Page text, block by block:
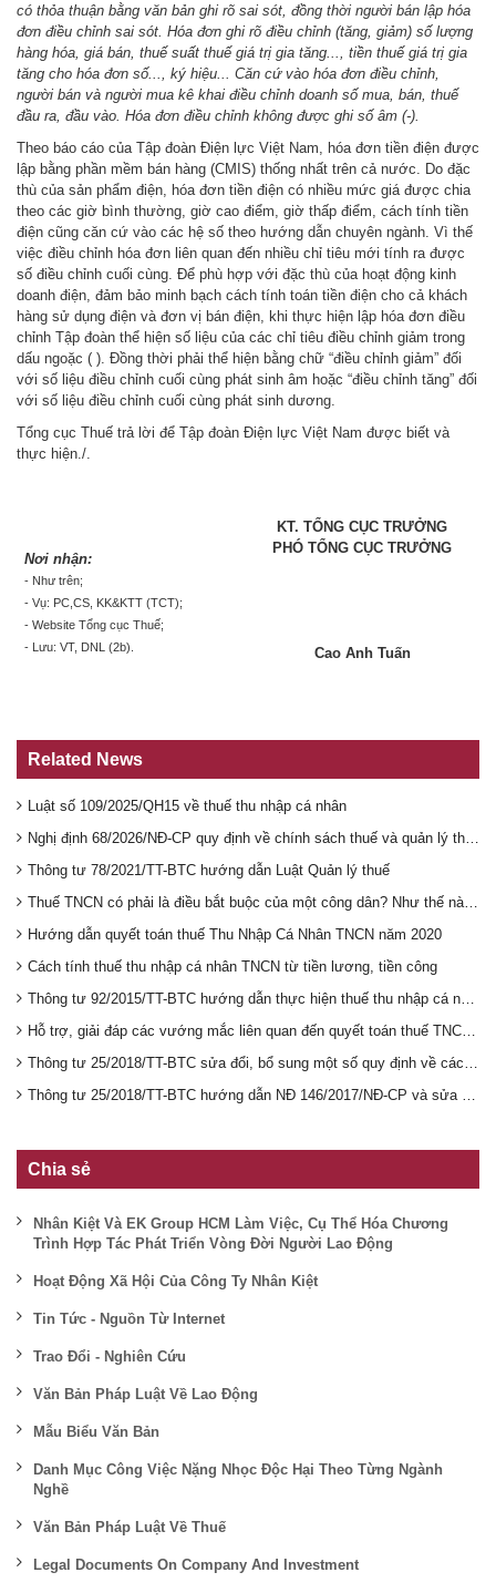
có thỏa thuận bằng văn bản ghi rõ sai sót, đồng thời người bán lập hóa
đơn điều chỉnh sai sót. Hóa đơn ghi rõ điều chỉnh (tăng, giảm) số lượng
hàng hóa, giá bán, thuế suất thuế giá trị gia tăng..., tiền thuế giá trị gia
tăng cho hóa đơn số..., ký hiệu... Căn cứ vào hóa đơn điều chỉnh,
người bán và người mua kê khai điều chỉnh doanh số mua, bán, thuế
đầu ra, đầu vào. Hóa đơn điều chỉnh không được ghi số âm (-).
Theo báo cáo của Tập đoàn Điện lực Việt Nam, hóađơn tiền điện được
lập bằng phần mềm bán hàng (CMIS) thống nhất trên cả nước. Do đặc
thù của sản phẩm điện, hóađơn tiền điện có nhiều mức giá được chia
theo các giờ bình thường, giờ cao điểm, giờ thấp điểm, cách tính tiền
điện cũng căn cứ vào các hệ số theo hướng dẫn chuyên ngành. Vì thế
việc điều chỉnh hóađơn liên quan đến nhiều chỉ tiêu mới tính ra được
số điều chỉnh cuối cùng. Để phù hợp với đặc thù của hoạt động kinh
doanh điện, đảm bảo minh bạch cách tính toán tiền điện cho cả khách
hàng sử dụng điện và đơn vị bán điện, khi thực hiện lập hóađơn điều
chỉnh Tập đoàn thể hiện số liệu của các chỉ tiêu điều chỉnh giảm trong
dấu ngoặc ( ). Đồng thời phải thể hiện bằng chữ “điều chỉnh giảm” đối
với số liệu điều chỉnh cuối cùng phát sinh âm hoặc “điều chỉnh tăng” đối
với số liệu điều chỉnh cuối cùng phát sinh dương.
Tổng cục Thuế trả lời để Tập đoàn Điện lực Việt Nam được biết và
thực hiện./.
Nơi nhận:
- Nhưtrên;
- Vụ: PC,CS, KK&KTT (TCT);
- Website Tổng cục Thuế;
- Lưu: VT, DNL (2b).
KT. TỔNG CỤC TRƯỞNG
PHÓ TỔNG CỤC TRƯỞNG
Cao Anh Tuấn
Related News
Luật số 109/2025/QH15 về thuế thu nhập cá nhân
Nghị định 68/2026/NĐ-CP quy định về chính sách thuế và quản lý thuế đối với hộ kinh doanh, cá nhân kinh doanh
Thông tư 78/2021/TT-BTC hướng dẫn Luật Quản lý thuế
Thuế TNCN có phải là điều bắt buộc của một công dân? Như thế nào là hiểu đúng về khoản TNCN phải nộp cơ quan thuế? Đây là đề tài đang được một số công đồng người lao động quan tâm!
Hướng dẫn quyết toán thuế Thu Nhập Cá Nhân TNCN năm 2020
Cách tính thuế thu nhập cá nhân TNCN từ tiền lương, tiền công
Thông tư 92/2015/TT-BTC hướng dẫn thực hiện thuế thu nhập cá nhân đối với cá nhân cư trú có hoạt động kinh doanh
Hỗ trợ, giải đáp các vướng mắc liên quan đến quyết toán thuế TNCN năm 2018
Thông tư 25/2018/TT-BTC sửa đổi, bổ sung một số quy định về các khoản chi được trừ, không được trừ khi tính thuế thu nhập doanh nghiệp (TNDN)
Thông tư 25/2018/TT-BTC hướng dẫn NĐ 146/2017/NĐ-CP và sửa đổi, bổ sung TT 78/2014/TT-BTC, TT 111/2013/TT-BTC
Chia sẻ
Nhân Kiệt Và EK Group HCM Làm Việc, Cụ Thể Hóa Chương
Trình Hợp Tác Phát Triển Vòng Đời Người Lao Động
Hoạt Động Xã Hội Của Công Ty Nhân Kiệt
Tin Tức - Nguồn Từ Internet
Trao Đổi - Nghiên Cứu
Văn Bản Pháp Luật Về Lao Động
Mẫu Biểu Văn Bản
Danh Mục Công Việc Nặng Nhọc Độc Hại Theo Từng Ngành
Nghề
Văn Bản Pháp Luật Về Thuế
Legal Documents On Company And Investment